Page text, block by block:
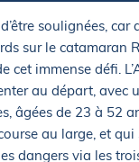
soulignées,
sur le catamaran
cet immense défi.
au départ,
âgées de 23 à 52
au large, et
dangers via les